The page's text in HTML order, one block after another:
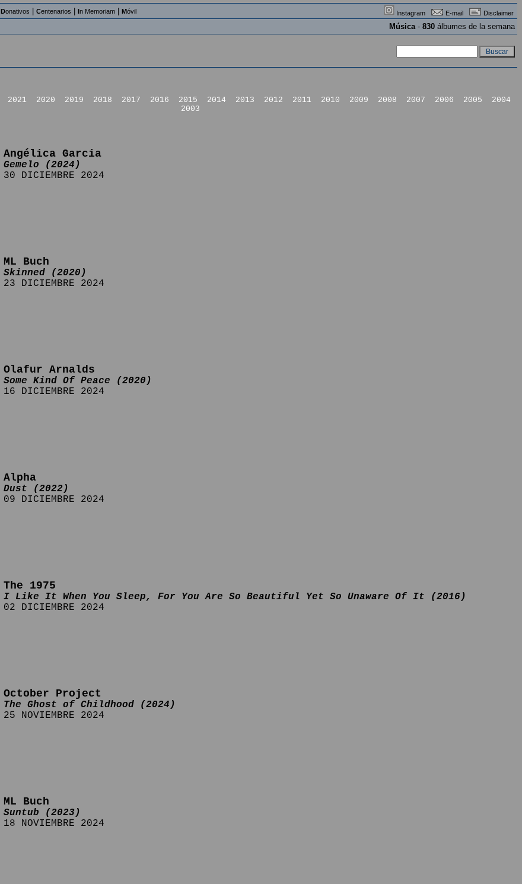
Donativos Centenarios In Memoriam Móvil Instagram E-mail Disclaimer
Música- 830 álbumes de la semana
2021 2020 2019 2018 2017 2016 2015 2014 2013 2012 2011 2010 2009 2008 2007 2006 2005
2004
2003
Angélica Garcia
Gemelo (2024)
30 DICIEMBRE 2024
ML Buch
Skinned (2020)
23 DICIEMBRE 2024
Olafur Arnalds
Some Kind Of Peace (2020)
16 DICIEMBRE 2024
Alpha
Dust (2022)
09 DICIEMBRE 2024
The 1975
I Like It When You Sleep, For You Are So Beautiful Yet So Unaware Of It (2016)
02 DICIEMBRE 2024
October Project
The Ghost of Childhood (2024)
25 NOVIEMBRE 2024
ML Buch
Suntub (2023)
18 NOVIEMBRE 2024